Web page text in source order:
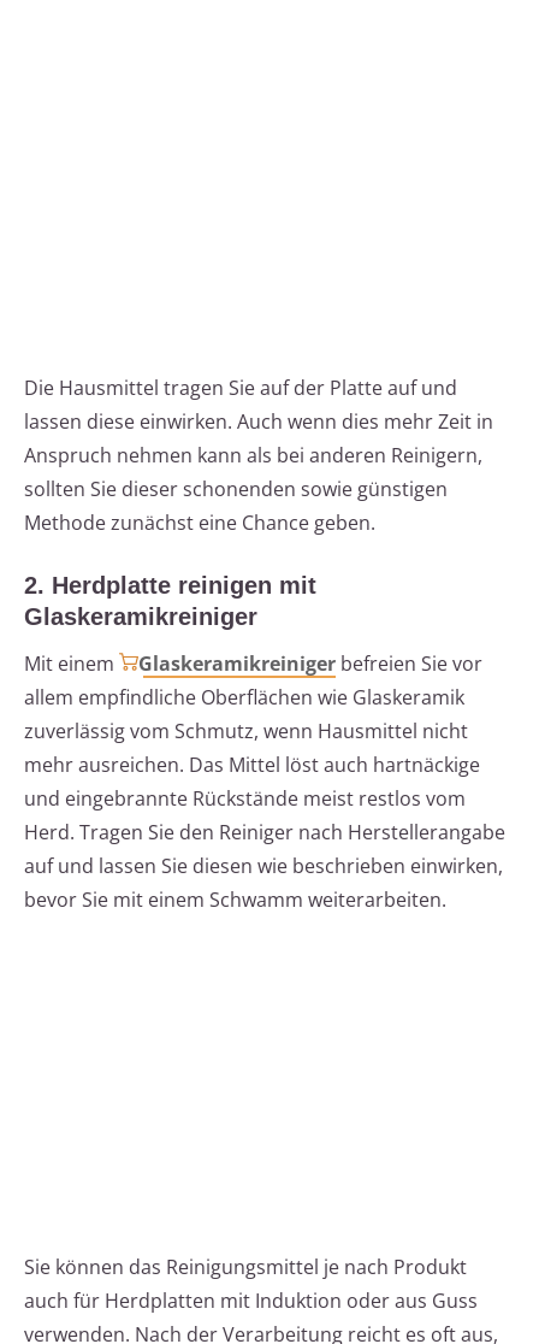
Die Hausmittel tragen Sie auf der Platte auf und
lassen diese einwirken. Auch wenn dies mehr Zeit in
Anspruch nehmen kann als bei anderen Reinigern,
sollten Sie dieser schonenden sowie günstigen
Methode zunächst eine Chance geben.
2. Herdplatte reinigen mit
Glaskeramikreiniger
Mit einem
Glaskeramikreiniger befreien Sie vor
allem empfindliche Oberflächen wie Glaskeramik
zuverlässig vom Schmutz, wenn Hausmittel nicht
mehr ausreichen. Das Mittel löst auch hartnäckige
und eingebrannte Rückstände meist restlos vom
Herd. Tragen Sie den Reiniger nach Herstellerangabe
auf und lassen Sie diesen wie beschrieben einwirken,
bevor Sie mit einem Schwamm weiterarbeiten.
Sie können das Reinigungsmittel je nach Produkt
auch für Herdplatten mit Induktion oder aus Guss
verwenden. Nach der Verarbeitung reicht es oft aus,